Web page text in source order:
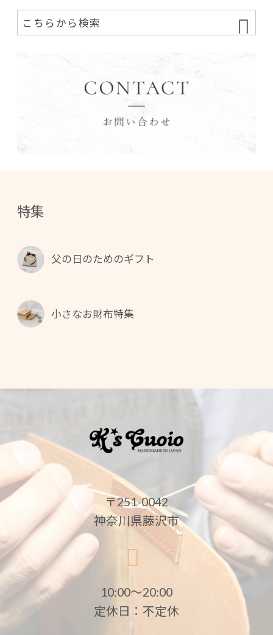
特集
父の日のためのギフト
小さなお財布特集
〒251-0042
神奈川県藤沢市
10:00〜20:00
定休日：不定休